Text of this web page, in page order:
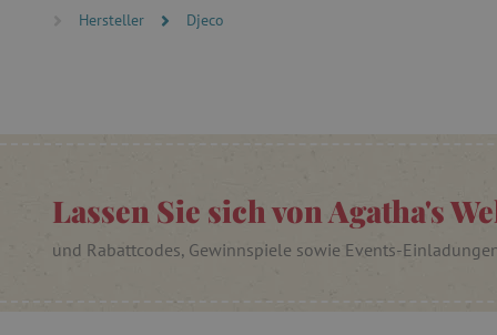
Hersteller
Djeco
Lassen Sie sich von Agatha's
und Rabattcodes, Gewinnspiele sowie Events-
CookieScriptConsent
__cf_bm